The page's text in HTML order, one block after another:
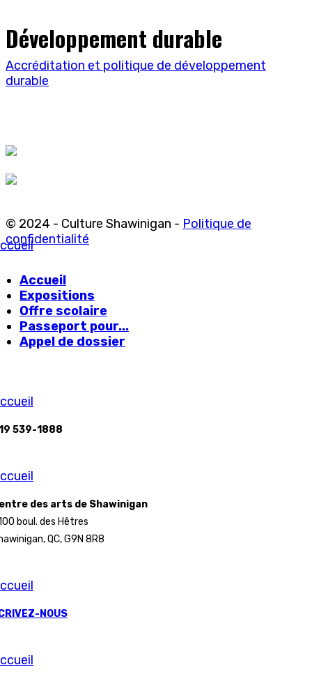
Développement durable
Accréditation et politique de développement
durable
© 2024 - Culture Shawinigan - Politique de
confidentialité
Accueil
Expositions
Offre scolaire
Passeport pour...
Appel de dossier
539-1888
des arts de Shawinigan
boul. des Hêtres
QC, G9N 8R8
NOUS